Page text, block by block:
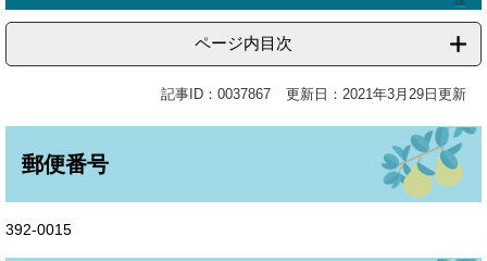
文
ページ内目次
記事ID：0037867 更新日：2021年3月29日更新
郵便番号
392-0015